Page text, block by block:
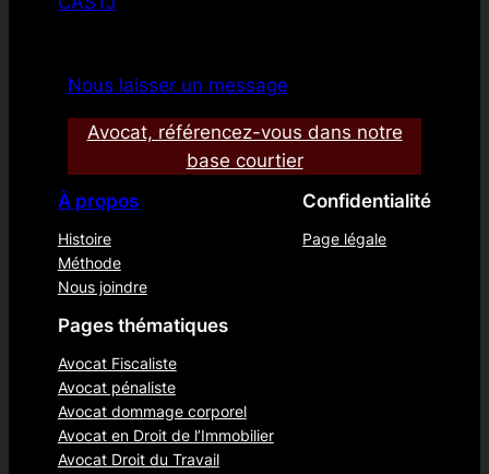
Nous laisser un message
Avocat, référencez-vous dans notre
base courtier
À propos
Histoire
Méthode
Nous joindre
Confidentialité
Page légale
Pages thématiques
Avocat Fiscaliste
Avocat pénaliste
Avocat dommage corporel
Avocat en Droit de l’Immobilier
Avocat Droit du Travail